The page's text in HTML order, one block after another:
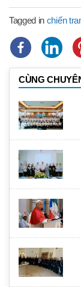
Tagged in chiến
CÙNG